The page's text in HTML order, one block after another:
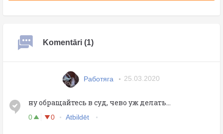
Komentāri (1)
Работяга 25.03.2020
ну обращайтесь в суд, чево уж делать...
0 0 Atbildēt